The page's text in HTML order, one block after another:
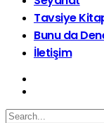
Tavsiye
Bunu da
İletişim